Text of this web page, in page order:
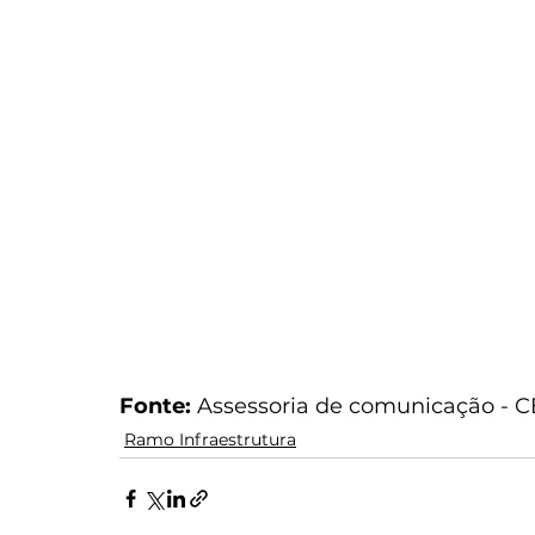
Fonte: Assessoria de comunicação -
Ramo Infraestrutura